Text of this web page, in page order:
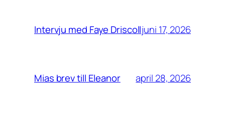
Intervju med Faye Driscolljuni 17, 2026
Mias brev till Eleanor april 28, 2026